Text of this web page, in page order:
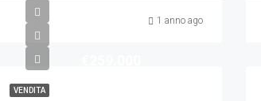
1 anno ago
VENDITA